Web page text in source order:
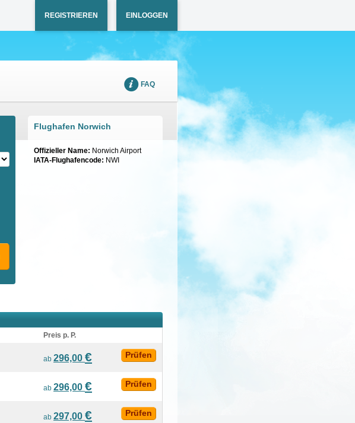
REGISTRIEREN EINLOGGEN
FAQ
Flughafen Norwich
Offizieller Name: Norwich Airport
IATA-Flughafencode: NWI
Preis p. P.
ab 296,00 € Prüfen
ab 296,00 € Prüfen
ab 297,00 € Prüfen